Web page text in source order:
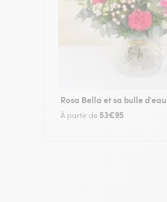
Rosa Bella et sa bulle d'eau
À partir de 53€95